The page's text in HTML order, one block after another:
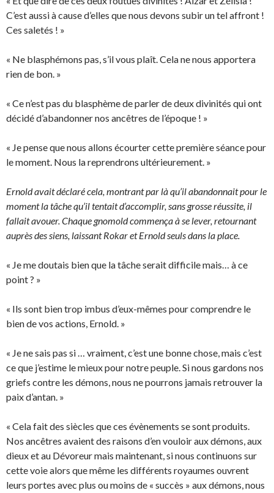
C’est aussi à cause d’elles que nous devons subir un tel affront !
Ces saletés ! »
« Ne blasphémons pas, s’il vous plaît. Cela ne nous apportera
rien de bon. »
« Ce n’est pas du blasphème de parler de deux divinités qui ont
décidé d’abandonner nos ancêtres de l’époque ! »
« Je pense que nous allons écourter cette première séance pour
le moment. Nous la reprendrons ultérieurement. »
Ernold avait déclaré cela, montrant par là qu’il abandonnait pour le
moment la tâche qu’il tentait d’accomplir, sans grosse réussite, il
fallait avouer. Chaque gnomold commença à se lever, retournant
auprès des siens, laissant Rokar et Ernold seuls dans la place.
« Je me doutais bien que la tâche serait difficile mais… à ce
point ? »
« Ils sont bien trop imbus d’eux-mêmes pour comprendre le
bien de vos actions, Ernold. »
« Je ne sais pas si … vraiment, c’est une bonne chose, mais c’est
ce que j’estime le mieux pour notre peuple. Si nous gardons nos
griefs contre les démons, nous ne pourrons jamais retrouver la
paix d’antan. »
« Cela fait des siècles que ces évènements se sont produits.
Nos ancêtres avaient des raisons d’en vouloir aux démons, aux
dieux et au Dévoreur mais maintenant, si nous continuons sur
cette voie alors que même les différents royaumes ouvrent
leurs portes avec plus ou moins de « succès » aux démons, nous